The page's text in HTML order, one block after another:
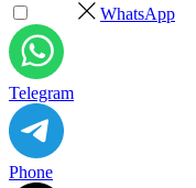
WhatsApp
Telegram
Phone